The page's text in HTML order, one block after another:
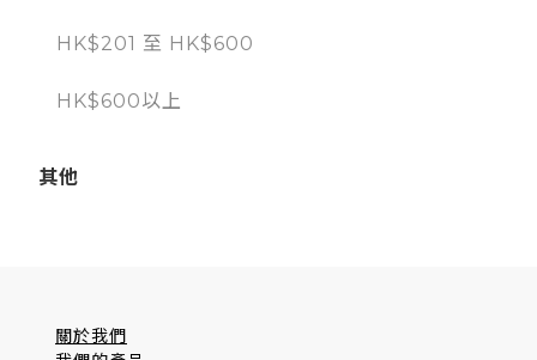
HK$201 至 HK$600
HK$600以上
其他
關於我們